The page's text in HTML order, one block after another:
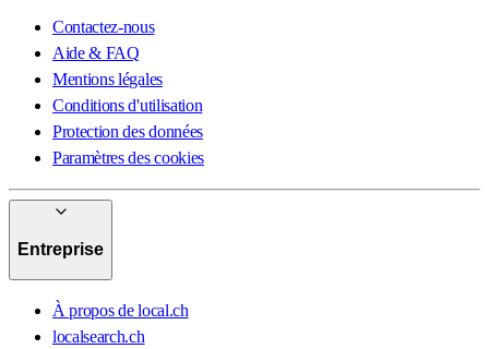
Contactez-nous
Aide & FAQ
Mentions légales
Conditions d'utilisation
Protection des données
Paramètres des cookies
Entreprise
À propos de local.ch
localsearch.ch